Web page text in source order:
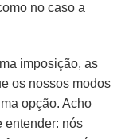
no caso a
imposição, as
os nossos modos
opção. Acho
entender: nós